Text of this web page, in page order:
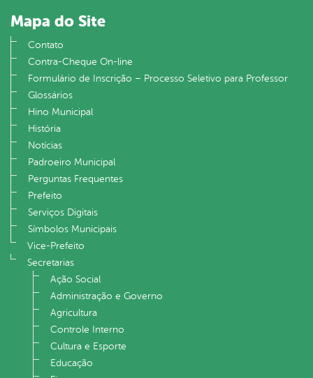
Mapa do Site
Contato
Contra-Cheque On-line
Formulário de Inscrição – Processo Seletivo para Professor
Glossários
Hino Municipal
História
Notícias
Padroeiro Municipal
Perguntas Frequentes
Prefeito
Serviços Digitais
Símbolos Municipais
Vice-Prefeito
Secretarias
Ação Social
Administração e Governo
Agricultura
Controle Interno
Cultura e Esporte
Educação